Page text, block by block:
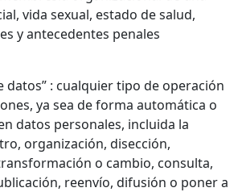
vida sexual, estado de salud,
y antecedentes penales
datos” : cualquier tipo de operación
ya sea de forma automática o
datos personales, incluida la
organización, disección,
o cambio, consulta,
reenvío, difusión o poner a